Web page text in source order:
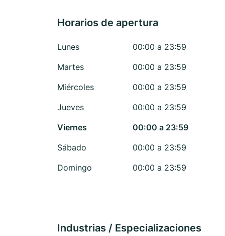
Horarios de apertura
Lunes
00:00 a 23:59
Martes
00:00 a 23:59
Miércoles
00:00 a 23:59
Jueves
00:00 a 23:59
Viernes
00:00 a 23:59
Sábado
00:00 a 23:59
Domingo
00:00 a 23:59
Industrias / Especializaciones